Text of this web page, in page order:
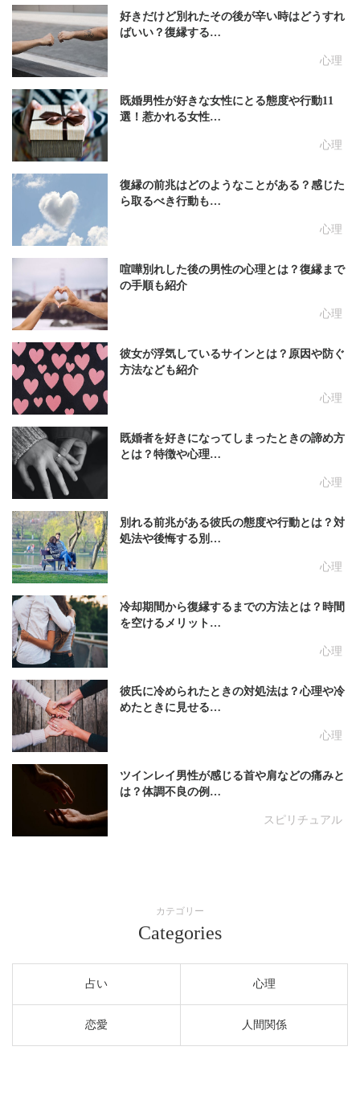
心理
好きだけど別れたその後が辛い時はどうすれ
ばいい？復縁する…
心理
既婚男性が好きな女性にとる態度や行動11
選！惹かれる女性…
心理
復縁の前兆はどのようなことがある？感じた
ら取るべき行動も…
心理
喧嘩別れした後の男性の心理とは？復縁まで
の手順も紹介
心理
彼女が浮気しているサインとは？原因や防ぐ
方法なども紹介
心理
既婚者を好きになってしまったときの諦め方
とは？特徴や心理…
心理
別れる前兆がある彼氏の態度や行動とは？対
処法や後悔する別…
心理
冷却期間から復縁するまでの方法とは？時間
を空けるメリット…
心理
彼氏に冷められたときの対処法は？心理や冷
めたときに見せる…
スピリチュアル
ツインレイ男性が感じる首や肩などの痛みと
は？体調不良の例…
カテゴリー
Categories
占い 心理
恋愛 人間関係